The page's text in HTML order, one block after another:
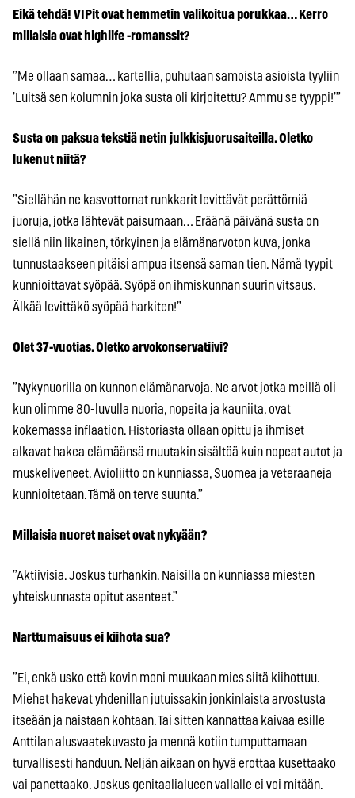
Eikä tehdä! VIPit ovat hemmetin valikoitua porukkaa… Kerro
millaisia ovat highlife -romanssit?
”Me ollaan samaa… kartellia, puhutaan samoista asioista tyyliin
’Luitsä sen kolumnin joka susta oli kirjoitettu? Ammu se tyyppi!’”
Susta on paksua tekstiä netin julkkisjuorusaiteilla. Oletko
lukenut niitä?
”Siellähän ne kasvottomat runkkarit levittävät perättömiä
juoruja, jotka lähtevät paisumaan… Eräänä päivänä susta on
siellä niin likainen, törkyinen ja elämänarvoton kuva, jonka
tunnustaakseen pitäisi ampua itsensä saman tien. Nämä tyypit
kunnioittavat syöpää. Syöpä on ihmiskunnan suurin vitsaus.
Älkää levittäkö syöpää harkiten!”
Olet 37-vuotias. Oletko arvokonservatiivi?
”Nykynuorilla on kunnon elämänarvoja. Ne arvot jotka meillä oli
kun olimme 80-luvulla nuoria, nopeita ja kauniita, ovat
kokemassa inflaation. Historiasta ollaan opittu ja ihmiset
alkavat hakea elämäänsä muutakin sisältöä kuin nopeat autot ja
muskeliveneet. Avioliitto on kunniassa, Suomea ja veteraaneja
kunnioitetaan. Tämä on terve suunta.”
Millaisia nuoret naiset ovat nykyään?
”Aktiivisia. Joskus turhankin. Naisilla on kunniassa miesten
yhteiskunnasta opitut asenteet.”
Narttumaisuus ei kiihota sua?
”Ei, enkä usko että kovin moni muukaan mies siitä kiihottuu.
Miehet hakevat yhdenillan jutuissakin jonkinlaista arvostusta
itseään ja naistaan kohtaan. Tai sitten kannattaa kaivaa esille
Anttilan alusvaatekuvasto ja mennä kotiin tumputtamaan
turvallisesti handuun. Neljän aikaan on hyvä erottaa kusettaako
vai panettaako. Joskus genitaalialueen vallalle ei voi mitään.